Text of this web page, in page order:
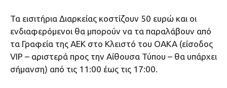
Τα εισιτήρια Διαρκείας κοστίζουν 50 ευρώ και οι
ενδιαφερόμενοι θα μπορούν να τα παραλάβουν από
τα Γραφεία της ΑΕΚ στο Κλειστό του ΟΑΚΑ (είσοδος
VIP – αριστερά προς την Αίθουσα Τύπου – θα υπάρχει
σήμανση) από τις 11:00 έως τις 17:00.